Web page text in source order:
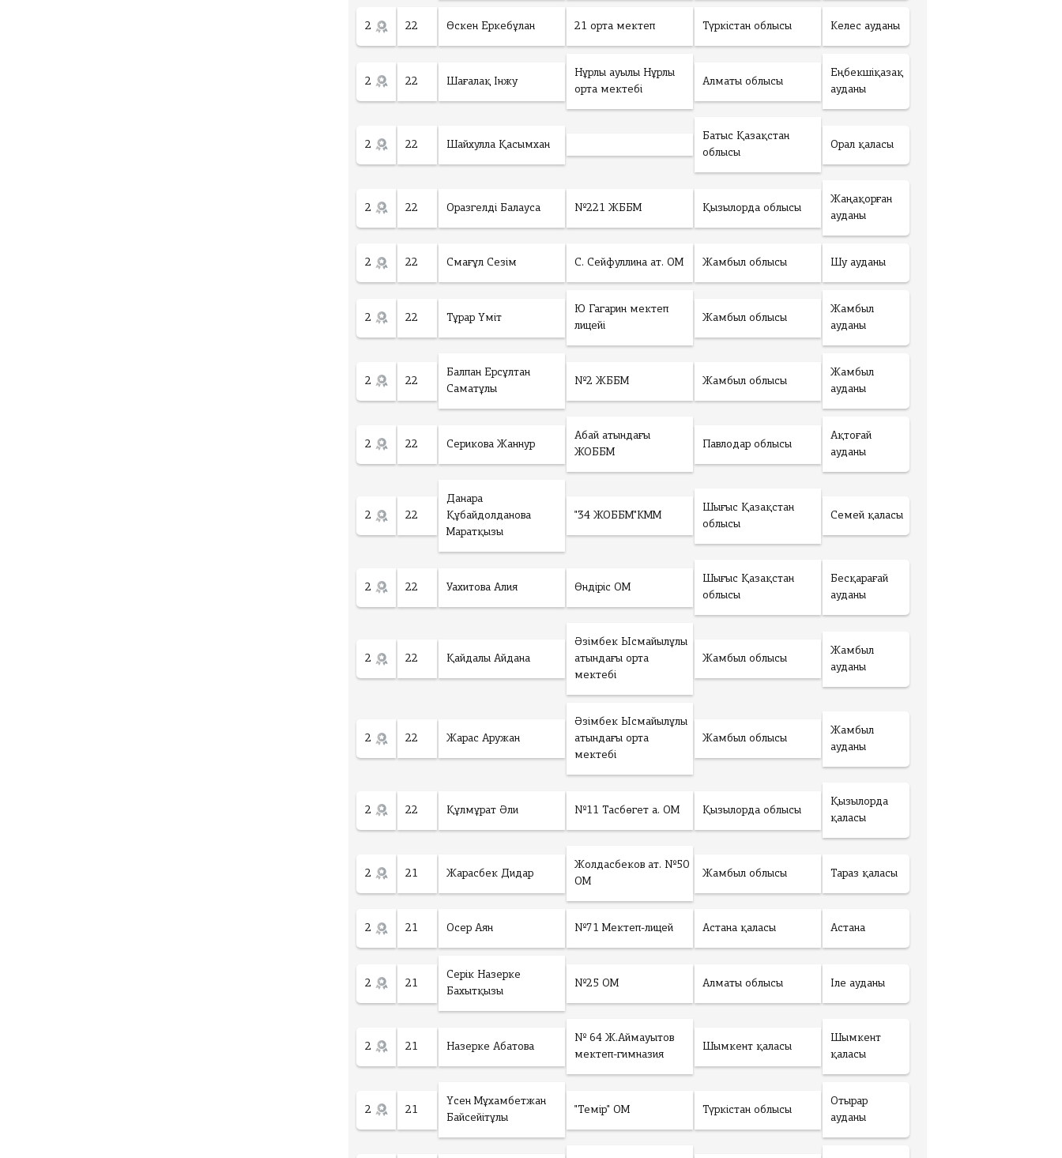
2 22 Өскен Еркебұлан 21 орта мектеп Түркістан облысы Келес ауданы
2 22 Шағалақ Інжу
Нұрлы ауылы Нұрлы
орта мектебі
Алматы облысы
Еңбекшіқазақ
ауданы
2 22 Шайхулла Қасымхан
Батыс Қазақстан
облысы
Орал қаласы
2 22 Оразгелді Балауса №221 ЖББМ Қызылорда облысы
Жаңақорған
ауданы
2 22 Смағұл Сезім С. Сейфуллина ат. ОМ Жамбыл облысы Шу ауданы
2 22 Тұрар Үміт
Ю Гагарин мектеп
лицейі
Жамбыл облысы
Жамбыл
ауданы
2 22
Балпан Ерсұлтан
Саматұлы
№2 ЖББМ Жамбыл облысы
Жамбыл
ауданы
2 22 Серикова Жаннур
Абай атындағы
ЖОББМ
Павлодар облысы
Ақтоғай
ауданы
2 22
Данара
Құбайдолданова
Маратқызы
"34 ЖОББМ"КММ
Шығыс Қазақстан
облысы
Семей қаласы
2 22 Уахитова Алия Өндіріс ОМ
Шығыс Қазақстан
облысы
Бесқарағай
ауданы
2 22 Қайдалы Айдана
Әзімбек Ысмайылұлы
атындағы орта
мектебі
Жамбыл облысы
Жамбыл
ауданы
2 22 Жарас Аружан
Әзімбек Ысмайылұлы
атындағы орта
мектебі
Жамбыл облысы
Жамбыл
ауданы
2 22 Құлмұрат Әли №11 Тасбөгет а. ОМ Қызылорда облысы
Қызылорда
қаласы
2 21 Жарасбек Дидар
Жолдасбеков ат. №50
ОМ
Жамбыл облысы Тараз қаласы
2 21 Осер Аян №71 Мектеп-лицей Астана қаласы Астана
2 21
Серік Назерке
Бахытқызы
№25 ОМ Алматы облысы Іле ауданы
2 21 Назерке Абатова
№ 64 Ж.Аймауытов
мектеп-гимназия
Шымкент қаласы
Шымкент
қаласы
2 21
Үсен Мұхамбетжан
Байсейітұлы
"Темір" ОМ Түркістан облысы
Отырар
ауданы